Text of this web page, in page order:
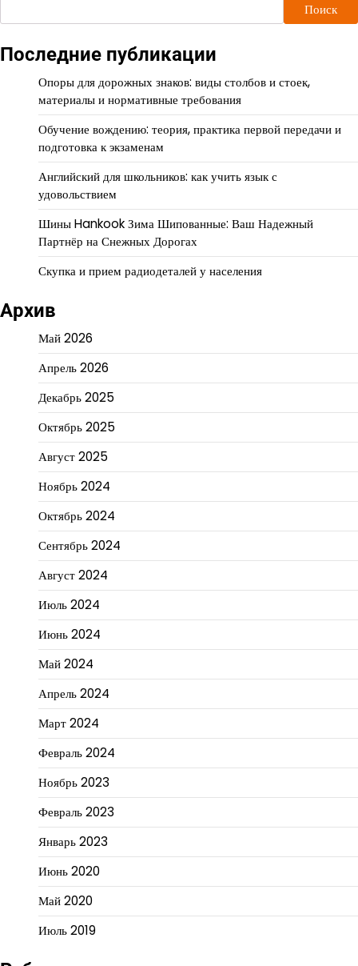
Поиск
Последние публикации
Опоры для дорожных знаков: виды столбов и стоек,
материалы и нормативные требования
Обучение вождению: теория, практика первой передачи и
подготовка к экзаменам
Английский для школьников: как учить язык с
удовольствием
Шины Hankook Зима Шипованные: Ваш Надежный
Партнёр на Снежных Дорогах
Скупка и прием радиодеталей у населения
Архив
Май 2026
Апрель 2026
Декабрь 2025
Октябрь 2025
Август 2025
Ноябрь 2024
Октябрь 2024
Сентябрь 2024
Август 2024
Июль 2024
Июнь 2024
Май 2024
Апрель 2024
Март 2024
Февраль 2024
Ноябрь 2023
Февраль 2023
Январь 2023
Июнь 2020
Май 2020
Июль 2019